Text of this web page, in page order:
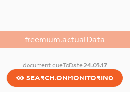
freemium.actualData
document.dueToDate 24.03.17
SEARCH.ONMONITORING